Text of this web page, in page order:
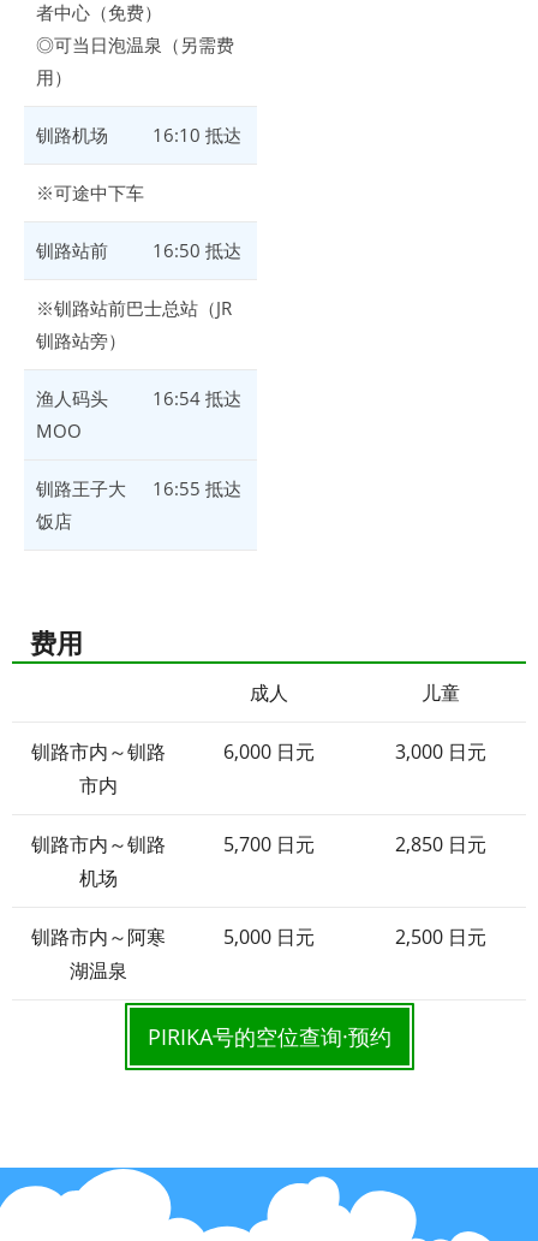
者中心（免费）
◎可当日泡温泉（另需费
用）
钏路机场 16:10 抵达
※可途中下车
钏路站前 16:50 抵达
※钏路站前巴士总站（JR
钏路站旁）
渔人码头
MOO
16:54 抵达
钏路王子大
饭店
16:55 抵达
费用
成人 儿童
钏路市内～钏路
市内
6,000 日元 3,000 日元
钏路市内～钏路
机场
5,700 日元 2,850 日元
钏路市内～阿寒
湖温泉
5,000 日元 2,500 日元
PIRIKA号的空位查询·预约